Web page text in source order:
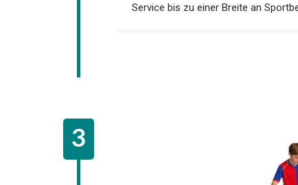
Service bis zu einer Breite an